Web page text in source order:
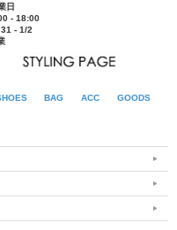
イズ[2]を着用
には個体差がありますため1
53cm 75cm
日
- 18:00
31 - 1/2
BAG ACC GOODS